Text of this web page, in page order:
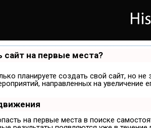
сайт на первые места?
планируете создать свой сайт, но
направленных на
на первые места в поиске